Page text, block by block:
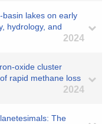
basin lakes on early
hydrology, and
2024
oxide cluster
rapid methane loss
2024
The